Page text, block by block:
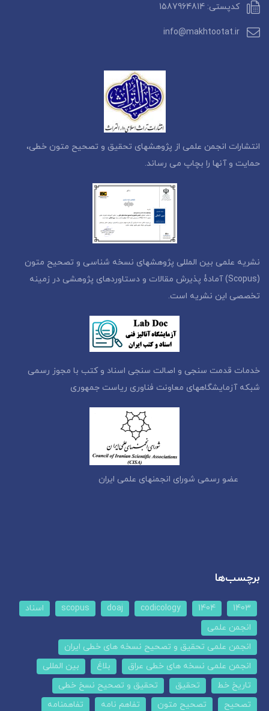
کدپستی: 1587964814
info@makhtootat.ir
انتشارات انجمن علمی از پژوهشهای تحقیق و تصحیح متون خطی،
حمایت و آنها را بچاپ می رساند.
نشریه علمی بین المللی پژوهشهای نسخه شناسی و تصحیح متون
(Scopus) آمادۀ پذیرش مقالات و دستاوردهای پژوهشی در زمینه
تخصصی این نشریه است.
خدمات قدمت سنجی و اصالت سنجی اسناد و کتب با مجوز رسمی
شبکه آزمایشگاههای معاونت فناوری ریاست جمهوری
عضو رسمی شورای انجمنهای علمی ایران
برچسب‌ها
1403
1404
codicology
doaj
scopus
اسناد
انجمن علمی
انجمن علمی تحقیق و تصحیح نسخه های خطی ایران
انجمن علمی نسخه های خطی عراق
بلاغ
بین المللی
تاریخ خط
تحقیق
تحقیق و تصحیح نسخ خطی
تصحیح
تصحیح متون تفاهم نامه
تفاهمنامه